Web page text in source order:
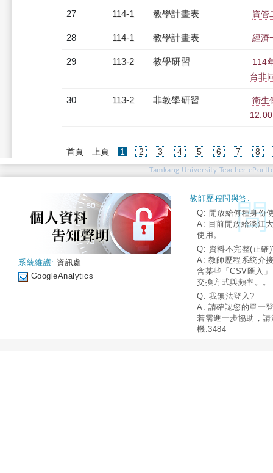
27 114-1 教學計畫表 資管
28 114-1 教學計畫表 經濟
29 113-2 教學研習
114
台非
30 113-2 非教學研習
衛生
首頁 上頁 1 (current)
2 3 4 5 6 7 8
Tamkang University Teacher
系統維護: 資訊處
GoogleAnalytics
教師歷程問與答:
Q: 開放給何種身份
A: 目前開放給淡江
使用。
Q: 資料不完整(正確
A: 教師歷程系統介
含某些「CSV匯入
交換方式與頻率。。
Q: 我無法登入?
A: 請確認您的單一
若需進一步協助，
機:3484